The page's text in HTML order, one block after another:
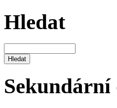
Hledat
Sekundární